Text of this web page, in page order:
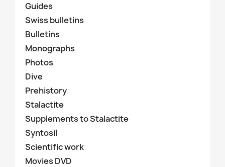
Guides
Swiss bulletins
Bulletins
Monographs
Photos
Dive
Prehistory
Stalactite
Supplements to Stalactite
Syntosil
Scientific work
Movies DVD